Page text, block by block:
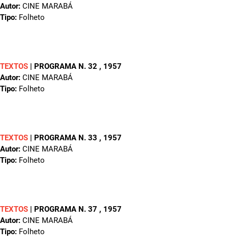
Autor: CINE MARABÁ
Tipo: Folheto
TEXTOS | PROGRAMA N. 32 , 1957
Autor: CINE MARABÁ
Tipo: Folheto
TEXTOS | PROGRAMA N. 33 , 1957
Autor: CINE MARABÁ
Tipo: Folheto
TEXTOS | PROGRAMA N. 37 , 1957
Autor: CINE MARABÁ
Tipo: Folheto